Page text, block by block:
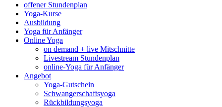
offener Stundenplan
Yoga-Kurse
Ausbildung
Yoga für Anfänger
Online Yoga
on demand + live Mitschnitte
Livestream Stundenplan
online-Yoga für Anfänger
Angebot
Yoga-Gutschein
Schwangerschaftsyoga
Rückbildungsyoga